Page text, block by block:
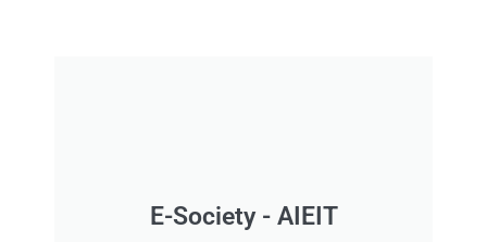
E-Society - AIEIT